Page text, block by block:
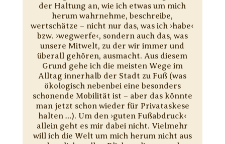
der Haltung an, wie ich etwas um mich
herum wahrnehme, beschreibe,
wertschätze – nicht nur das, was ich ›habe‹
bzw. ›wegwerfe‹, sondern auch das, was
unsere Mitwelt, zu der wir immer und
überall gehören, ausmacht. Aus diesem
Grund gehe ich die meisten Wege im
Alltag innerhalb der Stadt zu Fuß (was
ökologisch nebenbei eine besonders
schonende Mobilität ist – aber das könnte
man jetzt schon wieder für Privataskese
halten …). Um den ›guten Fußabdruck‹
allein geht es mir dabei nicht. Vielmehr
will ich die Welt um mich herum nicht aus